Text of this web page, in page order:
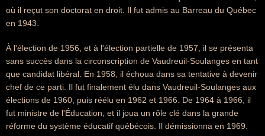
où il reçut son doctorat en droit. Il fut admis au Barreau du Québec
en 1943.
À l'élection de 1956, et à l'élection partielle de 1957, il se présenta
sans succès dans la circonscription de Vaudreuil-Soulanges en tant
que candidat libéral. En 1958, il échoua dans sa tentative à devenir
chef de ce parti. Il fut finalement élu dans Vaudreuil-Soulanges aux
élections de 1960, puis réélu en 1962 et 1966. De 1964 à 1966, il
fut ministre de l'Éducation, et il joua un rôle clé dans la grande
réforme du système éducatif québécois. Il démissionna en 1969.